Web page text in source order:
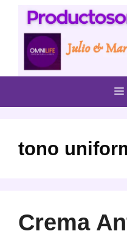
Saltar
contenido
tono
Crema